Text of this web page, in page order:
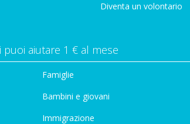
Diventa un volontario
aiutare 1 € al mese
Famiglie
Bambini e giovani
Immigrazione